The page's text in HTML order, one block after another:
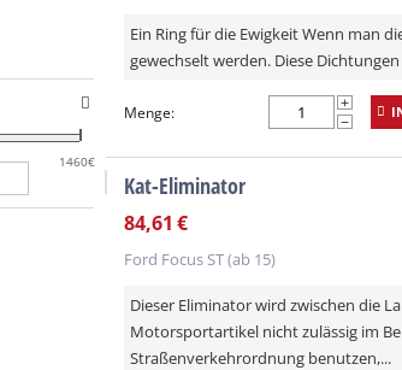
1460€
Ein Ring für die Ewigkeit Wenn man
gewechselt werden. Diese
Menge:
+
−
Kat-Eliminator
84,61 €
Ford Focus ST (ab 15)
Dieser Eliminator wird zwischen die
Motorsportartikel nicht zulässig im
Straßenverkehrordnung benutzen,...